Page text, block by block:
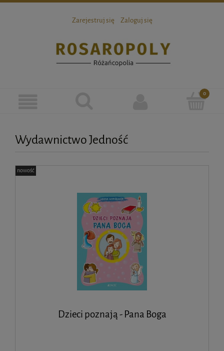
Zarejestruj się Zaloguj się
Wydawnictwo Jedność
Dzieci poznają - Pana Boga
nowość